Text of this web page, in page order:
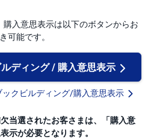
入意思表示は以下のボタンからお
可能です。
ディング / 購入意思表示
ックビルディング/購入意思表示
当選されたお客さまは、「購入意
示が必要となります。